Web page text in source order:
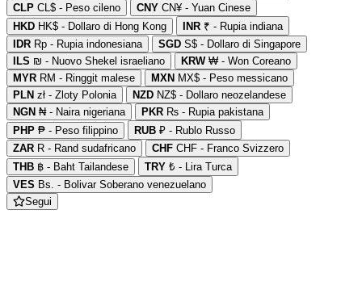
CLP CL$ - Peso cileno CNY CN¥ - Yuan Cinese
HKD HK$ - Dollaro di Hong Kong INR ₹ - Rupia indiana
IDR Rp - Rupia indonesiana SGD S$ - Dollaro di Singapore
ILS ₪ - Nuovo Shekel israeliano KRW₩ - Won Coreano
MYR RM - Ringgit malese MXN MX$ - Peso messicano
PLN zł - Zloty Polonia NZD NZ$ - Dollaro neozelandese
NGN ₦ - Naira nigeriana PKR ₨ - Rupia pakistana
PHP ₱ - Peso filippino RUB ₽ - Rublo Russo
ZAR R - Rand sudafricano CHF CHF - Franco Svizzero
THB ฿ - Baht Tailandese TRY ₺ - Lira Turca
VES Bs. - Bolivar Soberano venezuelano
Segui